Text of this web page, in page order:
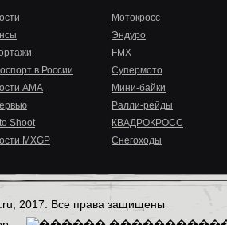
в России
AMA
Shoot
MXGP
Мотокросс
Эндуро
FMX
Супермото
Мини-байки
Ралли-рейды
КВАДРОКРОСС
Снегоходы
2017. Все права защищены